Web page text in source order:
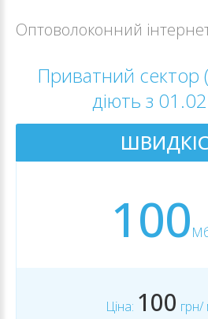
Оптоволоконний
Приватний сектор
діють з
100
Ціна: 100 грн/